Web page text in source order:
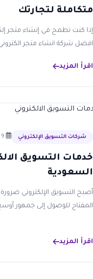
متكاملة لتجارتك
إذا كنت تطمح في إنشاء متجر
افضل شركة انشاء متجر
اقرأ المزيد
شركات التسويق الإلكتروني
خدمات التسويق
السعودية
أصبح التسويق الإلكتروني
المفتاح للوصول إلى جمهور
اقرأ المزيد